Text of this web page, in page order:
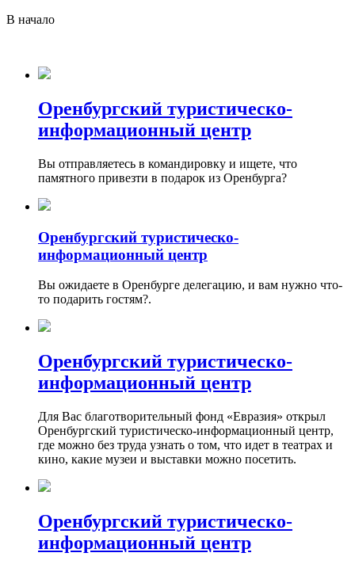
В начало
Оренбургский туристическо-
информационный центр
Вы отправляетесь в командировку и ищете, что
памятного привезти в подарок из Оренбурга?
Оренбургский туристическо-
информационный центр
Вы ожидаете в Оренбурге делегацию, и вам нужно что-
то подарить гостям?.
Оренбургский туристическо-
информационный центр
Для Вас благотворительный фонд «Евразия» открыл
Оренбургский туристическо-информационный центр,
где можно без труда узнать о том, что идет в театрах и
кино, какие музеи и выставки можно посетить.
Оренбургский туристическо-
информационный центр